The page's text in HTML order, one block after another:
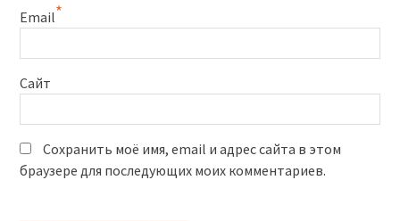
Email*
Сайт
Сохранить моё имя, email и адрес сайта в этом
браузере для последующих моих комментариев.